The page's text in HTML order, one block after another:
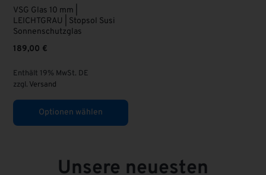
VSG Glas 10 mm |
LEICHTGRAU | Stopsol Susi
Sonnenschutzglas
189,00 €
Enthält 19% MwSt. DE
zzgl. Versand
Optionen wählen
Unsere neuesten